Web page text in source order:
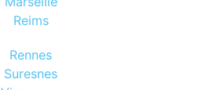
Reims
Rennes
Suresnes